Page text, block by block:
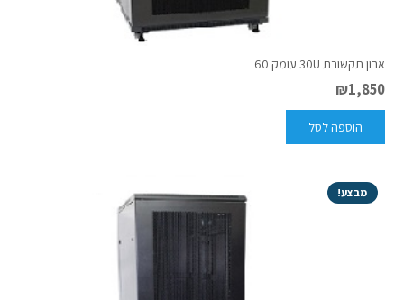
ארון תקשורת 30U עומק 60
₪1,850
הוספה לסל
מבצע!